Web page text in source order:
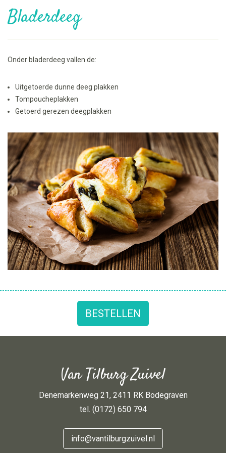
Bladerdeeg
Onder bladerdeeg vallen de:
Uitgetoerde dunne deeg plakken
Tompoucheplakken
Getoerd gerezen deegplakken
BESTELLEN
Van Tilburg Zuivel
Denemarkenweg 21, 2411 RK Bodegraven
tel. (0172) 650 794
info@vantilburgzuivel.nl